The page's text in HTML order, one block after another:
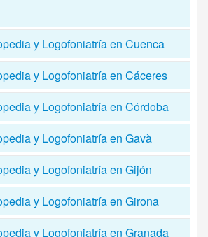
y Logofoniatría en Cuenca
y Logofoniatría en Cáceres
y Logofoniatría en Córdoba
y Logofoniatría en Gavà
y Logofoniatría en Gijón
y Logofoniatría en Girona
y Logofoniatría en Granada